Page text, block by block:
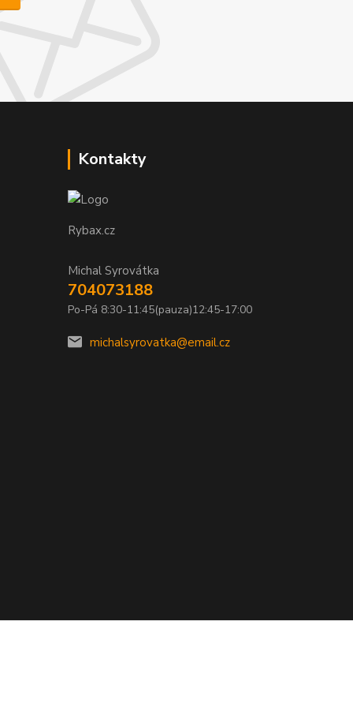
Kontakty
Rybax.cz
Michal Syrovátka
704073188
Po-Pá 8:30-11:45(pauza)12:45-17:00
michalsyrovatka@email.cz